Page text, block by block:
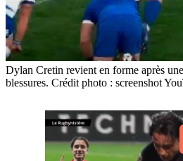
Dylan Cretin revient en forme après
blessures. Crédit photo : screenshot